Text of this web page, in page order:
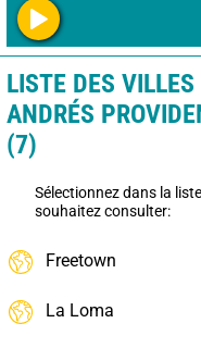
LISTE DES
ANDRÉS
(7)
Sélectionnez dans la
souhaitez consulter:
Freetown
La Loma